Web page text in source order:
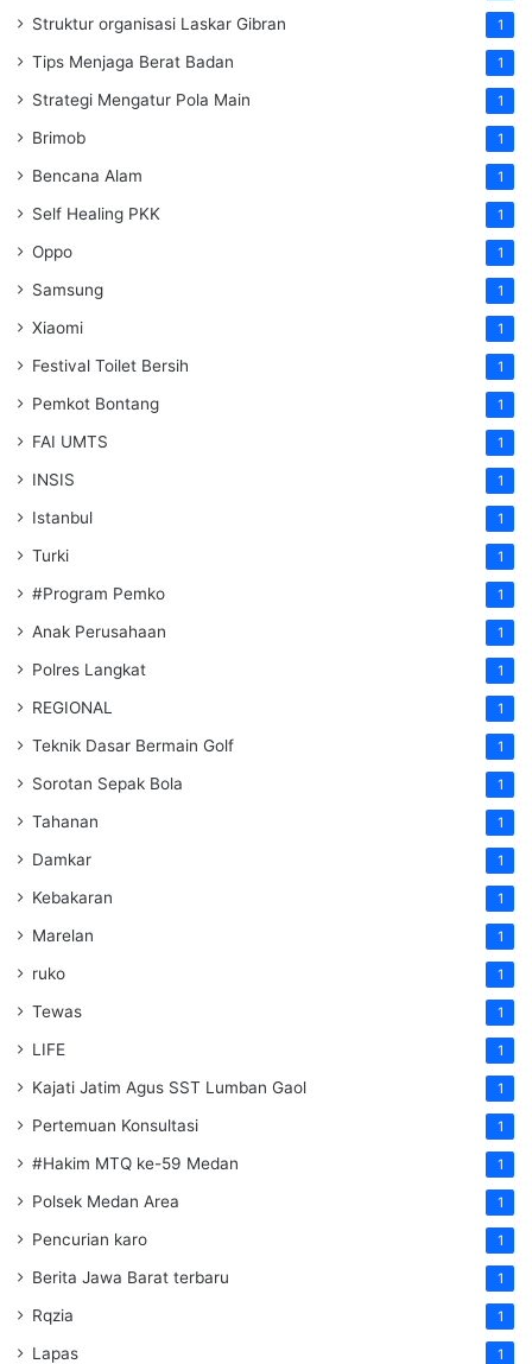
Struktur organisasi Laskar Gibran 1
Tips Menjaga Berat Badan 1
Strategi Mengatur Pola Main 1
Brimob 1
Bencana Alam 1
Self Healing PKK 1
Oppo 1
Samsung 1
Xiaomi 1
Festival Toilet Bersih 1
Pemkot Bontang 1
FAI UMTS 1
INSIS 1
Istanbul 1
Turki 1
#Program Pemko 1
Anak Perusahaan 1
Polres Langkat 1
REGIONAL 1
Teknik Dasar Bermain Golf 1
Sorotan Sepak Bola 1
Tahanan 1
Damkar 1
Kebakaran 1
Marelan 1
ruko 1
Tewas 1
LIFE 1
Kajati Jatim Agus SST Lumban Gaol 1
Pertemuan Konsultasi 1
#Hakim MTQ ke-59 Medan 1
Polsek Medan Area 1
Pencurian karo 1
Berita Jawa Barat terbaru 1
Rqzia 1
Lapas 1